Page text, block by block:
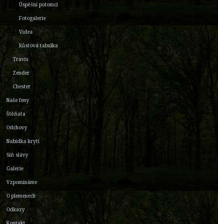
Úspěšní potomci
Fotogalerie
Videa
Růstová tabulka
Travis
Zender
Chester
Naše feny
Štěňata
Odchovy
Nabídka krytí
Síň slávy
Galerie
Vzpomínáme
O plemenech
Odkazy